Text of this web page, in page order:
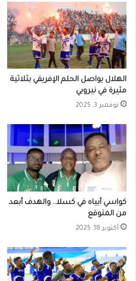
الهلال يواصل الحلم الإفريقي بثلاثية
مثيرة في نيروبي
نوفمبر 3, 2025
كواسي أبياه في كسلا.. والهدف أبعد
من المتوقع
أكتوبر 18, 2025